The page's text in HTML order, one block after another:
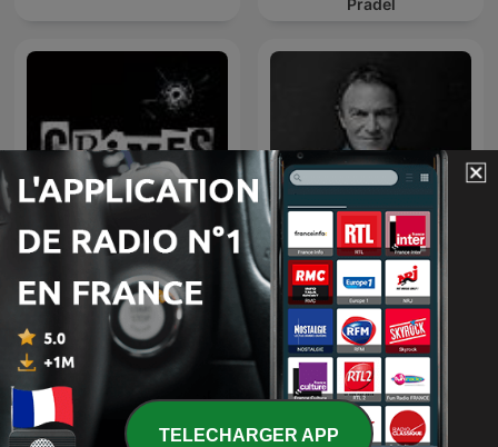
Pradel
CRIMES • Histoires Vraies
Hondelatte Raconte - Cote
B
TELECHARGER APP